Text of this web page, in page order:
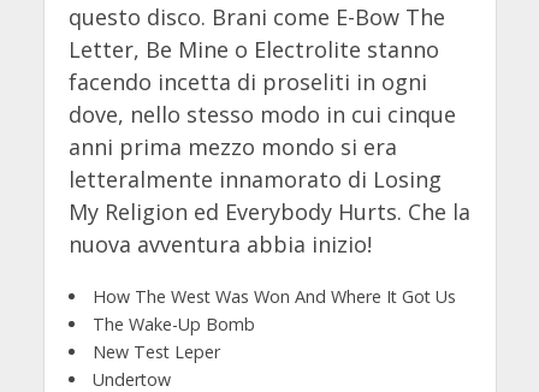
questo disco. Brani come E-Bow The
Letter, Be Mine o Electrolite stanno
facendo incetta di proseliti in ogni
dove, nello stesso modo in cui cinque
anni prima mezzo mondo si era
letteralmente innamorato di Losing
My Religion ed Everybody Hurts. Che la
nuova avventura abbia inizio!
How The West Was Won And Where It Got Us
The Wake-Up Bomb
New Test Leper
Undertow